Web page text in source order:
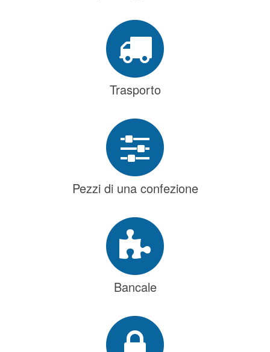
Trasporto
Pezzi di una confezione
Bancale